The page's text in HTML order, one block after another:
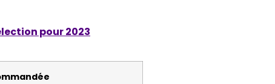
pour 2023